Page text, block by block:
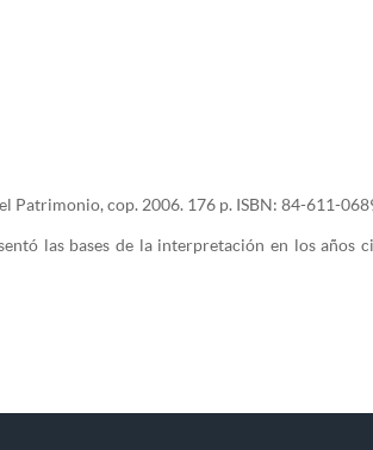
Patrimonio, cop. 2006. 176 p. ISBN: 84-611-
las bases de la interpretación en los años